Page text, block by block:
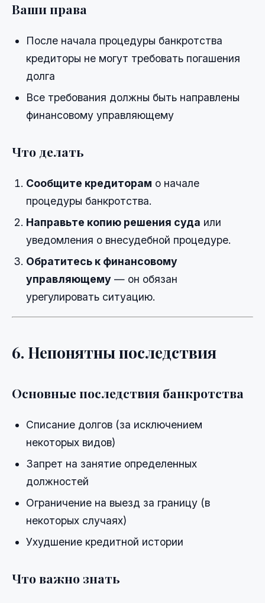
Ваши права
После начала процедуры банкротства
кредиторы не могут требовать погашения
долга
Все требования должны быть направлены
финансовому управляющему
Что делать
Сообщите кредиторам о начале
процедуры банкротства.
Направьте копию решения суда или
уведомления о внесудебной процедуре.
Обратитесь к финансовому
управляющему — он обязан
урегулировать ситуацию.
6. Непонятны последствия
Основные последствия банкротства
Списание долгов (за исключением
некоторых видов)
Запрет на занятие определенных
должностей
Ограничение на выезд за границу (в
некоторых случаях)
Ухудшение кредитной истории
Что важно знать